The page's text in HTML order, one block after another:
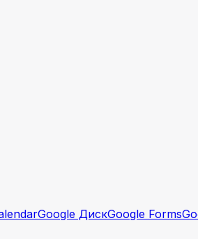
Google ДискGoogle Forms